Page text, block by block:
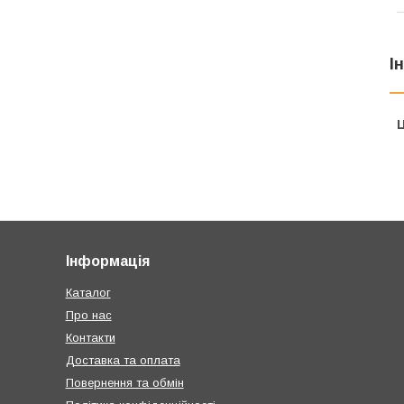
Інформація
Каталог
Про нас
Контакти
Доставка та оплата
Повернення та обмін